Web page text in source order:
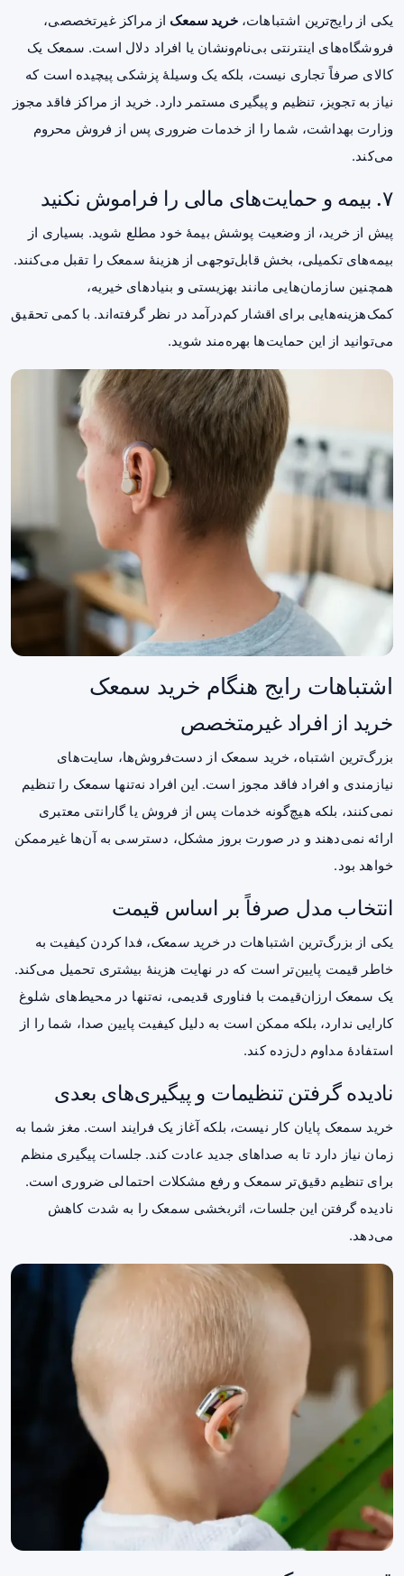
یکی از رایج‌ترین اشتباهات،خرید سمعک از مراکز غیرتخصصی،
فروشگاه‌های اینترنتی بی‌نام‌ونشان یا افراد دلال است. سمعک یک
کالای صرفاً تجاری نیست، بلکه یک وسیلهٔ پزشکی پیچیده است که
نیاز به تجویز، تنظیم و پیگیری مستمر دارد. خرید از مراکز فاقد مجوز
وزارت بهداشت، شما را از خدمات ضروری پس از فروش محروم
می‌کند.
۷. بیمه و حمایت‌های مالی را فراموش نکنید
پیش از خرید، از وضعیت پوشش بیمهٔ خود مطلع شوید. بسیاری از
بیمه‌های تکمیلی، بخش قابل‌توجهی از هزینهٔ سمعک را تقبل می‌کنند.
همچنین سازمان‌هایی مانند بهزیستی و بنیادهای خیریه،
کمک‌هزینه‌هایی برای اقشار کم‌درآمد در نظر گرفته‌اند. با کمی تحقیق
می‌توانید از این حمایت‌ها بهره‌مند شوید.
اشتباهات رایج هنگام خرید سمعک
خرید از افراد غیرمتخصص
بزرگ‌ترین اشتباه، خرید سمعک از دست‌فروش‌ها، سایت‌های
نیازمندی و افراد فاقد مجوز است. این افراد نه‌تنها سمعک را تنظیم
نمی‌کنند، بلکه هیچ‌گونه خدمات پس از فروش یا گارانتی معتبری
ارائه نمی‌دهند و در صورت بروز مشکل، دسترسی به آن‌ها غیرممکن
خواهد بود.
انتخاب مدل صرفاً بر اساس قیمت
یکی از بزرگ‌ترین اشتباهات درخرید سمعک، فدا کردن کیفیت به
خاطر قیمت پایین‌تر است که در نهایت هزینهٔ بیشتری تحمیل می‌کند.
یک سمعک ارزان‌قیمت با فناوری قدیمی، نه‌تنها در محیط‌های شلوغ
کارایی ندارد، بلکه ممکن است به دلیل کیفیت پایین صدا، شما را از
استفادهٔ مداوم دل‌زده کند.
نادیده گرفتن تنظیمات و پیگیری‌های بعدی
خرید سمعک پایان کار نیست، بلکه آغاز یک فرایند است. مغز شما به
زمان نیاز دارد تا به صداهای جدید عادت کند. جلسات پیگیری منظم
برای تنظیم دقیق‌تر سمعک و رفع مشکلات احتمالی ضروری است.
نادیده گرفتن این جلسات، اثربخشی سمعک را به شدت کاهش
می‌دهد.